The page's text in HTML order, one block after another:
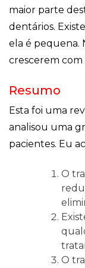
maior parte
dentários.
ela é pequena.
crescerem com
Resumo
Esta foi uma
analisou uma
pacientes. Eu
O
O